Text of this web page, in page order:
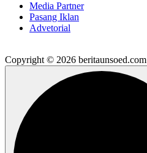
Media Partner
Pasang Iklan
Advetorial
Copyright © 2026 beritaunsoed.com